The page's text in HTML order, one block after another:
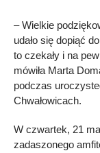
– Wielkie
udało się dopiąć
to czekały i na
mówiła Marta
podczas
Chwałowicach.
W czwartek, 21
zadaszonego